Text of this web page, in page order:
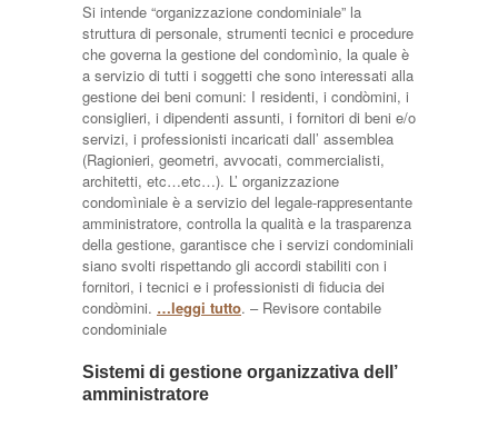
Si intende “organizzazione condominiale” la
struttura di personale, strumenti tecnici e procedure
che governa la gestione del condomìnio, la quale è
a servizio di tutti i soggetti che sono interessati alla
gestione dei beni comuni: I residenti, i condòmini, i
consiglieri, i dipendenti assunti, i fornitori di beni e/o
servizi, i professionisti incaricati dall’ assemblea
(Ragionieri, geometri, avvocati, commercialisti,
architetti, etc…etc…). L’ organizzazione
condomìniale è a servizio del legale-rappresentante
amministratore, controlla la qualità e la trasparenza
della gestione, garantisce che i servizi condominiali
siano svolti rispettando gli accordi stabiliti con i
fornitori, i tecnici e i professionisti di fiducia dei
condòmini. …leggi tutto. – Revisore contabile
condominiale
Sistemi di gestione organizzativa dell’
amministratore